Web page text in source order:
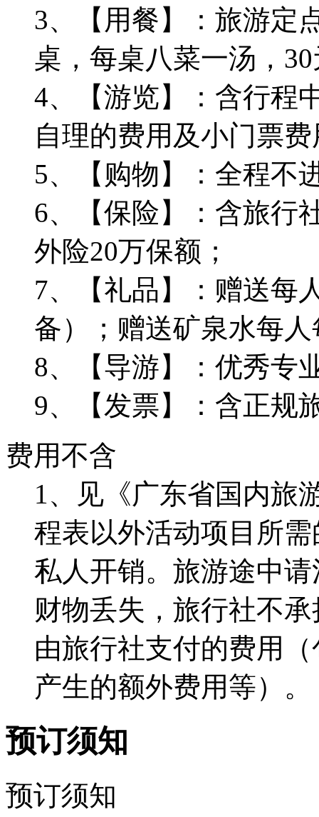
3、【用餐】：旅游定
桌，每桌八菜一汤，
4、【游览】：含行程
自理的费用及小门票
5、【购物】：全程不
6、【保险】：含旅行
外险20万保额；
7、【礼品】：赠送每
备）；赠送矿泉水每
8、【导游】：优秀专
9、【发票】：含正规
费用不含
1、见《广东省国内旅
程表以外活动项目所
私人开销。旅游途中
财物丢失，旅行社不
由旅行社支付的费用
产生的额外费用等）。
预订须知
预订须知